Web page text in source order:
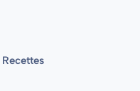
Recettes